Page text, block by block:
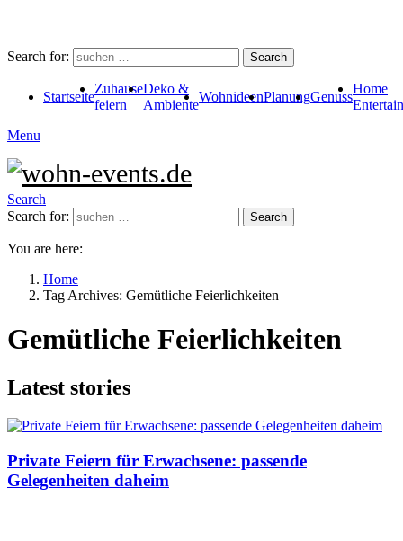
Search for: Search
Startseite
Zuhause
feiern
Deko &
Ambiente
WohnideenPlanungGenuss
Home
Menu
Search
Search for:
Search
You are here:
Home
Tag Archives: Gemütliche Feierlichkeiten
Gemütliche Feierlichkeiten
Latest stories
Private Feiern für Erwachsene: passende
Gelegenheiten daheim